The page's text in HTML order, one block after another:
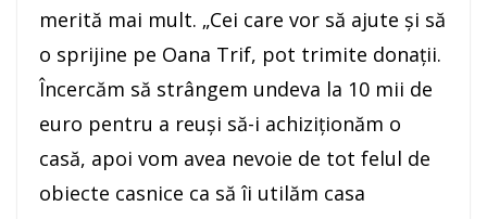
merită mai mult. „Cei care vor să ajute şi să
o sprijine pe Oana Trif, pot trimite donaţii.
Încercăm să strângem undeva la 10 mii de
euro pentru a reuşi să-i achiziţionăm o
casă, apoi vom avea nevoie de tot felul de
obiecte casnice ca să îi utilăm casa